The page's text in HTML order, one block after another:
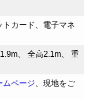
トカード、電子マネ
、 全高2.1m、 重
ムページ 、現地をご